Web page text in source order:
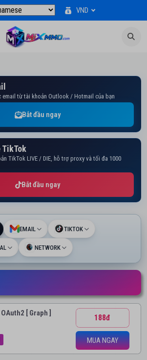
VND
email từ tài khoản Outlook / Hotmail của bạn
Bắt đầu ngay
TikTok
TikTok LIVE / DIE, hỗ trợ proxy và tối đa 1000
Bắt đầu ngay
EMAIL TIKTOK
NETWORK
[ Graph ]
188đ
MUA NGAY